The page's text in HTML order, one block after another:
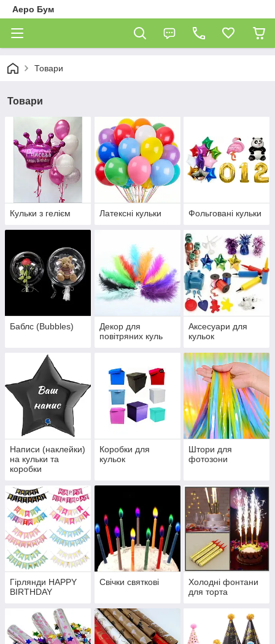
Аеро Бум
Товари
Товари
Кульки з гелієм Латексні кульки Фольговані кульки
Баблс (Bubbles)
Декор для
повітряних куль
Аксесуари для
кульок
Написи (наклейки)
на кульки та
коробки
Коробки для
кульок
Штори для
фотозони
Гірлянди HAPPY
BIRTHDAY
Свічки святкові
Холодні фонтани
для торта